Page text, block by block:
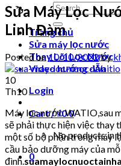
Search
for:
Trang chủ
Sửa máy lọc nước
Thay Lõi Lọc Nước
Video hướng dẫn
Login
Cart /₫00
No products in
0
Sửa Máy Lọc
Linh Đàm
Posted on10/10/2022by
10
Th10
Máy lọc nước WATIO,sau
sẽ phải thực hiện việc thay
một số bộ phận trong máy
cầu bảo dưỡng máy của
đình.